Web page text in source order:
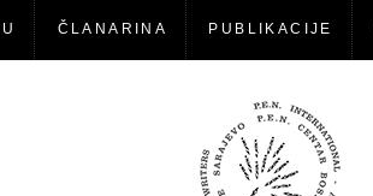
ČLANARINA PUBLIKACIJE